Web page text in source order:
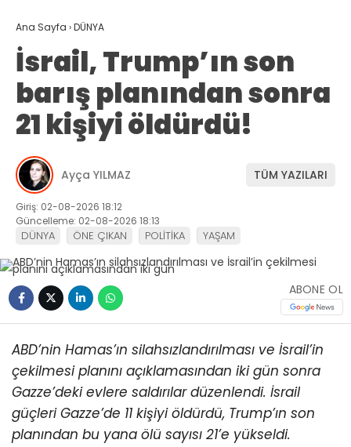
Ana Sayfa ›DÜNYA
İsrail, Trump’ın son
barış planından sonra
21 kişiyi öldürdü!
Ayça YILMAZ TÜM YAZILARI
Giriş: 02-08-2026 18:12
Güncelleme: 02-08-2026 18:13
DÜNYA ÖNE ÇIKAN POLİTİKA YAŞAM
ABONE OL
ABD’nin Hamas’ın silahsızlandırılması ve İsrail’in
çekilmesi planını açıklamasından iki gün sonra
Gazze’deki evlere saldırılar düzenlendi. İsrail
güçleri Gazze’de 11 kişiyi öldürdü, Trump’ın son
planından bu yana ölü sayısı 21’e yükseldi.